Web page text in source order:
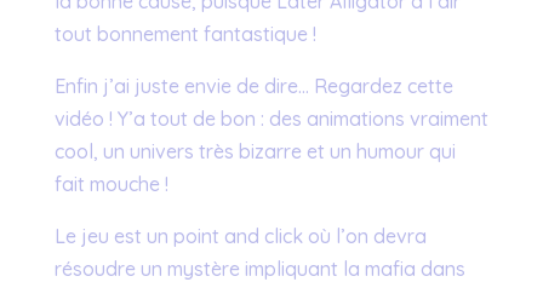
tout bonnement fantastique !
Enfin j’ai juste envie de dire… Regardez cette
vidéo ! Y’a tout de bon : des animations vraiment
cool, un univers très bizarre et un humour qui
fait mouche !
Le jeu est un point and click où l’on devra
résoudre un mystère impliquant la mafia dans